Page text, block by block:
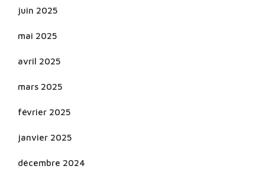
juin 2025
mai 2025
avril 2025
mars 2025
février 2025
janvier 2025
décembre 2024